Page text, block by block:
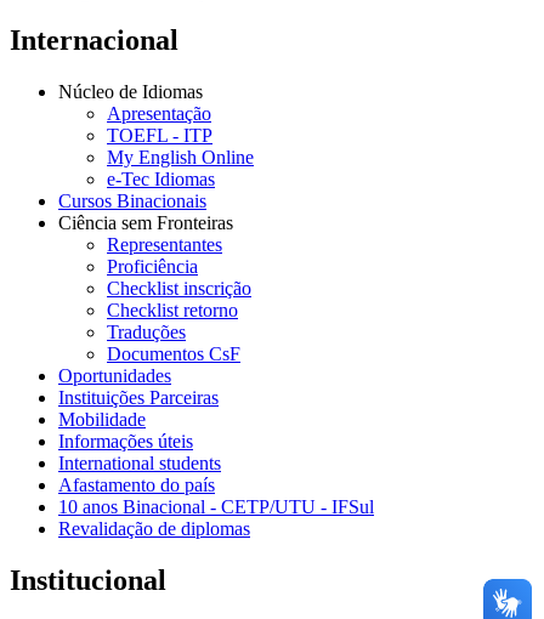
Internacional
Núcleo de Idiomas
Apresentação
TOEFL - ITP
My English Online
e-Tec Idiomas
Cursos Binacionais
Ciência sem Fronteiras
Representantes
Proficiência
Checklist inscrição
Checklist retorno
Traduções
Documentos CsF
Oportunidades
Instituições Parceiras
Mobilidade
Informações úteis
International students
Afastamento do país
10 anos Binacional - CETP/UTU - IFSul
Revalidação de diplomas
Institucional